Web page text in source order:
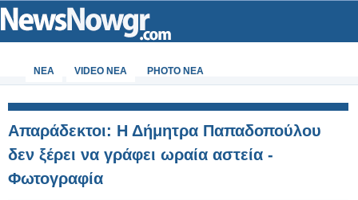
ΝΕΑ VIDEO NEA PHOTO NEA
Απαράδεκτοι: Η Δήμητρα Παπαδοπούλου
δεν ξέρει να γράφει ωραία αστεία -
Φωτογραφία